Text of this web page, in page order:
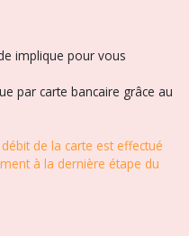
implique pour vous
par carte bancaire grâce au
de la carte est effectué
à la dernière étape du